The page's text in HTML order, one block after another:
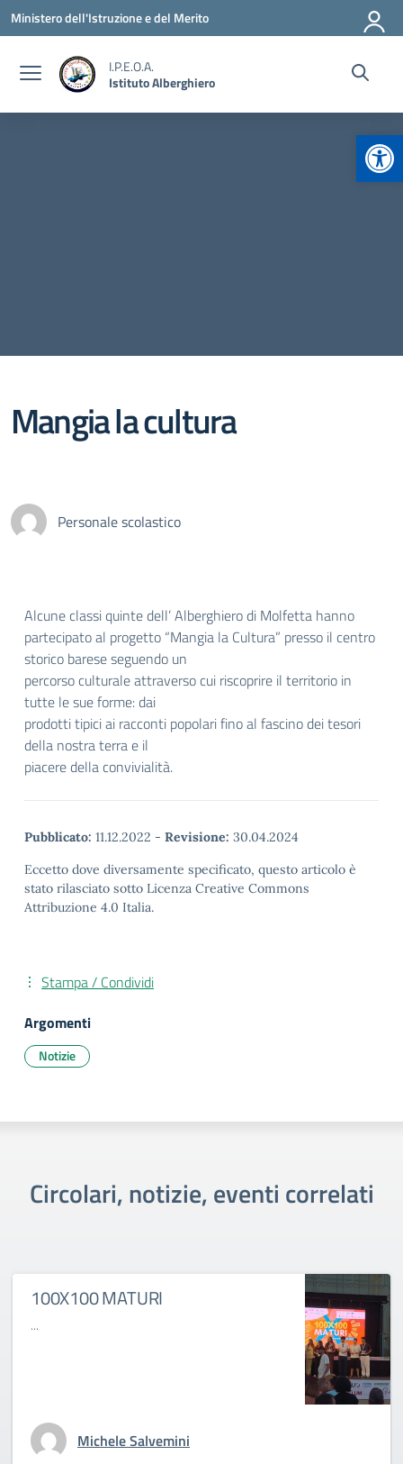
Vai ai contenuti
Vai al menu di navigazione
Vai al footer
Ministero dell'Istruzione e del Merito
I.P.E.O.A.
Istituto Alberghiero
Mangia la cultura
Personale scolastico
Alcune classi quinte dell’ Alberghiero di Molfetta hanno
partecipato al progetto “Mangia la Cultura” presso il centro
storico barese seguendo un
percorso culturale attraverso cui riscoprire il territorio in
tutte le sue forme: dai
prodotti tipici ai racconti popolari fino al fascino dei tesori
della nostra terra e il
piacere della convivialità.
Pubblicato: 11.12.2022 - Revisione: 30.04.2024
Eccetto dove diversamente specificato, questo articolo è
stato rilasciato sotto Licenza Creative Commons
Attribuzione 4.0 Italia.
Stampa / Condividi
Argomenti
Notizie
Circolari, notizie, eventi correlati
100X100 MATURI
...
Michele Salvemini